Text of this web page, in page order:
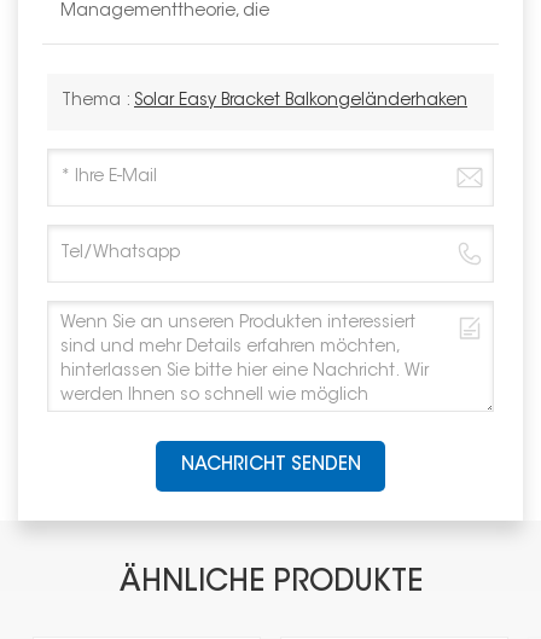
Managementtheorie, die
Thema : Solar Easy Bracket Balkongeländerhaken
NACHRICHT SENDEN
ÄHNLICHE PRODUKTE